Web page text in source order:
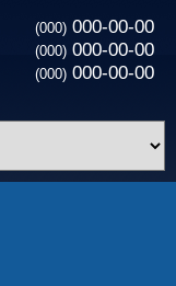
(000) 000-00-00
(000) 000-00-00
(000) 000-00-00